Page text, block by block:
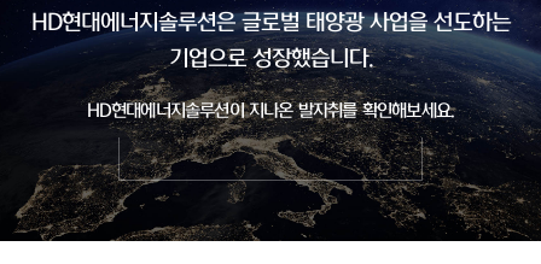
HD현대에너지솔루션은글로벌 태양광 사업을 선도하는
기업으로 성장했습니다.
HD현대에너지솔루션이 지나온 발자취를 확인해보세요.